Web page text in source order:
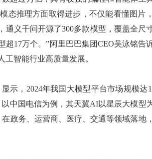
态推理方面取得进步，不仅能看懂图片
义千问开源了300多款模型，覆盖全尺
17万个。”阿里巴巴集团CEO吴泳铭告
智能行业高质量发展。
，2024年我国大模型平台市场规模达
中国电信为例，其天翼AI以星辰大模型
政务、运营商、医疗、交通等领域落地